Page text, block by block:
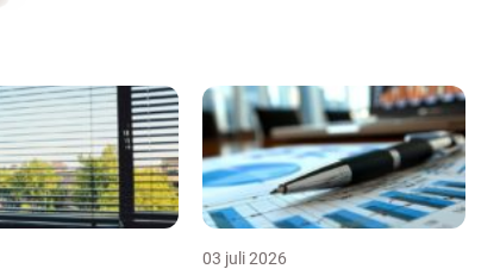
03 juli 2026